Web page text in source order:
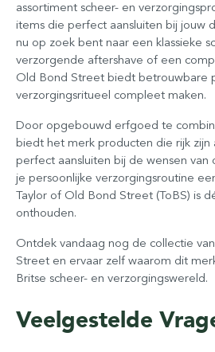
assortiment scheer- en
items die perfect aansluiten bij jouw
nu op zoek bent naar een klassieke
verzorgende aftershave of een
Old Bond Street biedt betrouwbare
verzorgingsritueel compleet maken.
Door opgebouwd erfgoed te
biedt het merk producten die rijk zijn
perfect aansluiten bij de wensen van
je persoonlijke verzorgingsroutine
Taylor of Old Bond Street (ToBS) is
onthouden.
Ontdek vandaag nog de collectie
Street en ervaar zelf waarom dit
Britse scheer- en verzorgingswereld.
Veelgestelde